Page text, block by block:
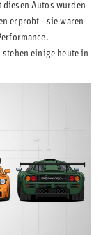
diesen Autos wurden
erprobt - sie waren
einige heute in